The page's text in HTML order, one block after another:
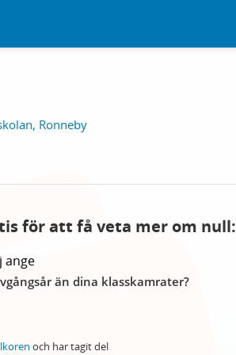
Ronneby
för att få veta mer om null:
ange
än dina klasskamrater?
och har tagit del